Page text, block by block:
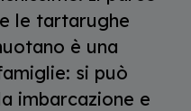
le tartarughe
è una
si può
imbarcazione e